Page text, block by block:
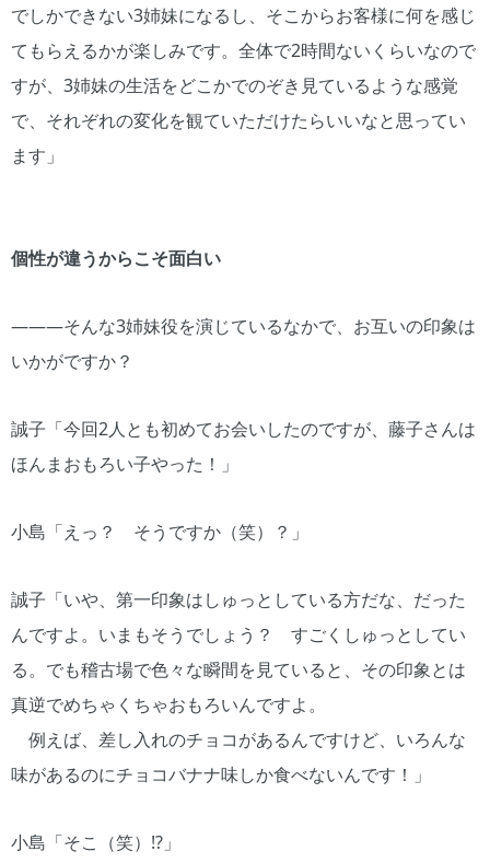
でしかできない3姉妹になるし、そこからお客様に何を感じ
てもらえるかが楽しみです。全体で2時間ないくらいなので
すが、3姉妹の生活をどこかでのぞき見ているような感覚
で、それぞれの変化を観ていただけたらいいなと思ってい
ます」
個性が違うからこそ面白い
―――そんな3姉妹役を演じているなかで、お互いの印象は
いかがですか？
誠子「今回2人とも初めてお会いしたのですが、藤子さんは
ほんまおもろい子やった！」
小島「えっ？ そうですか（笑）？」
誠子「いや、第一印象はしゅっとしている方だな、だった
んですよ。いまもそうでしょう？ すごくしゅっとしてい
る。でも稽古場で色々な瞬間を見ていると、その印象とは
真逆でめちゃくちゃおもろいんですよ。
例えば、差し入れのチョコがあるんですけど、いろんな
味があるのにチョコバナナ味しか食べないんです！」
小島「そこ（笑）!?」